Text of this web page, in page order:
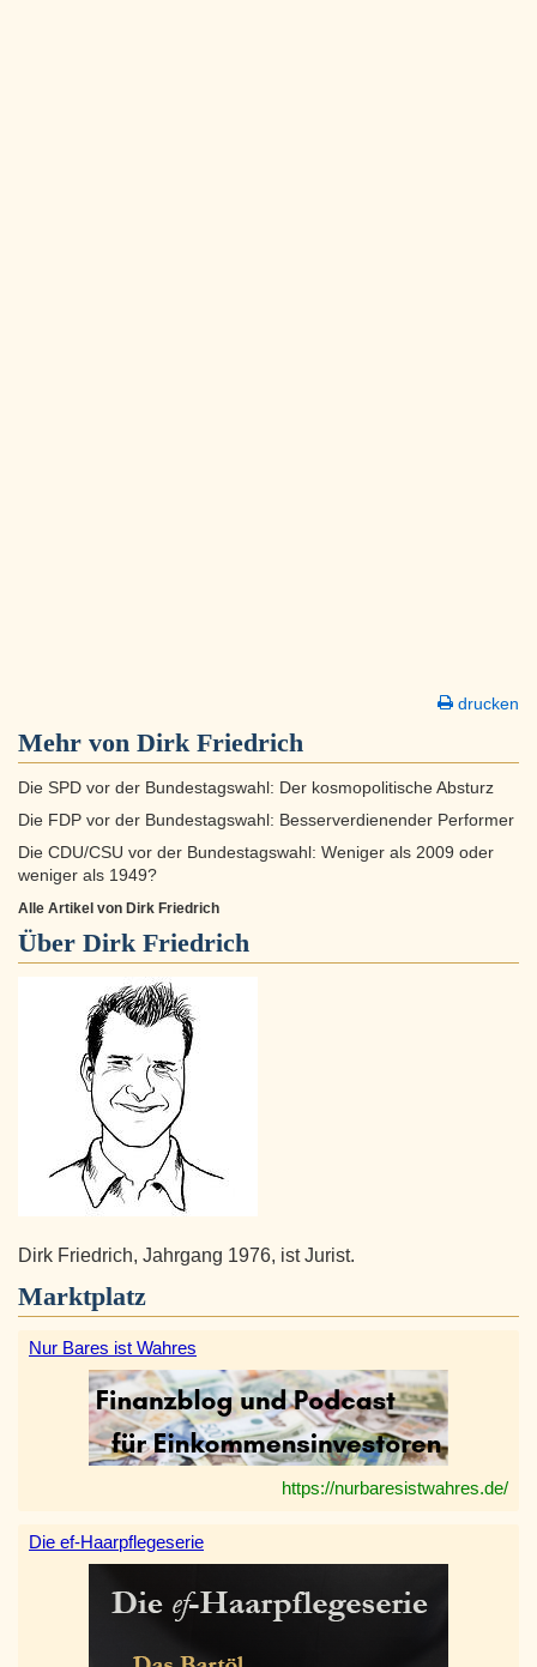
drucken
Mehr von Dirk Friedrich
Die SPD vor der Bundestagswahl: Der kosmopolitische Absturz
Die FDP vor der Bundestagswahl: Besserverdienender Performer
Die CDU/CSU vor der Bundestagswahl: Weniger als 2009 oder
weniger als 1949?
Alle Artikel von Dirk Friedrich
Über Dirk Friedrich
Dirk Friedrich, Jahrgang 1976, ist Jurist.
Marktplatz
Nur Bares ist Wahres
https://nurbaresistwahres.de/
Die ef-Haarpflegeserie